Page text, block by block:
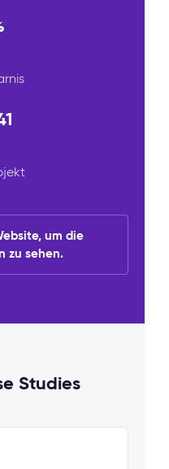
um die
zu sehen.
Studies